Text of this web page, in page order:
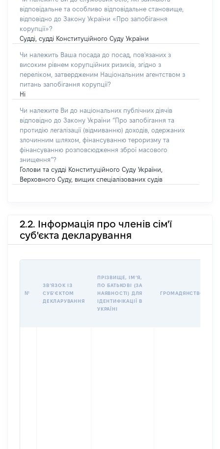
відповідальне та особливо відповідальне становище,
відповідно до Закону України «Про запобігання
корупції»?
Судді, судді Конституційного Суду України
Чи належить Ваша посада до посад, пов'язаних з
високим рівнем корупційних ризиків, згідно з
переліком, затвердженим Національним агентством з
питань запобігання корупції?
Ні
Чи належите Ви до національних публічних діячів
відповідно до Закону України “Про запобігання та
протидію легалізації (відмиванню) доходів, одержаних
злочинним шляхом, фінансуванню тероризму та
фінансуванню розповсюдження зброї масового
знищення”?
Голови та судді Конституційного Суду України,
Верховного Суду, вищих спеціалізованих судів
2.2. Інформація про членів сім'ї
суб'єкта декларування
№
ЗВʼЯЗОК ІЗ
СУБʼЄКТОМ
ДЕКЛАРУВАННЯ
ПРІЗВИЩЕ, ІМʼЯ,
ПО БАТЬКОВІ (ЗА
НАЯВНОСТІ) ДЛЯ
ІДЕНТИФІКАЦІЇ В
УКРАЇНІ
ГРОМАДЯНСТВО